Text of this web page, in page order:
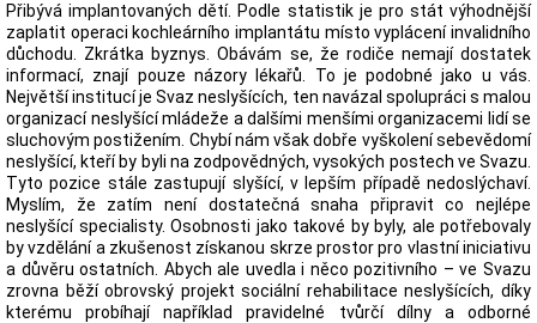
Přibývá implantovaných dětí. Podle statistik je pro stát výhodnější
zaplatit operaci kochleárního implantátu místo vyplácení invalidního
důchodu. Zkrátka byznys. Obávám se, že rodiče nemají dostatek
informací, znají pouze názory lékařů. To je podobné jako u vás.
Největší institucí je Svaz neslyšících, ten navázal spolupráci s malou
organizací neslyšící mládeže a dalšími menšími organizacemi lidí se
sluchovým postižením. Chybí nám však dobře vyškolení sebevědomí
neslyšící, kteří by byli na zodpovědných, vysokých postech ve Svazu.
Tyto pozice stále zastupují slyšící, v lepším případě nedoslýchaví.
Myslím, že zatím není dostatečná snaha připravit co nejlépe
neslyšící specialisty. Osobnosti jako takové by byly, ale potřebovaly
by vzdělání a zkušenost získanou skrze prostor pro vlastní iniciativu
a důvěru ostatních. Abych ale uvedla i něco pozitivního – ve Svazu
zrovna běží obrovský projekt sociální rehabilitace neslyšících, díky
kterému probíhají například pravidelné tvůrčí dílny a odborné